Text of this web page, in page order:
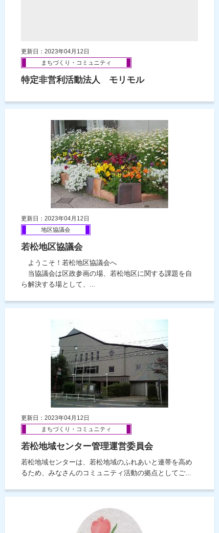
更新日：2023年04月12日
まちづくり・コミュニティ
特定非営利活動法人 モリモル
更新日：2023年04月12日
地区協議会
若松地区協議会
ようこそ！若松地区協議会へ
当協議会は区政参画の場、若松地区に関する課題を自
ら解決する場として、...
更新日：2023年04月12日
まちづくり・コミュニティ
若松地域センター管理運営委員会
若松地域センターは、若松地域のふれあいと連帯を高め
るため、みなさんのコミュニティ活動の拠点としてご...